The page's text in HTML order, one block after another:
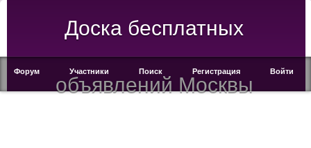
Доска бесплатных
объявлений Москвы
Форум Участники Поиск Регистрация Войти